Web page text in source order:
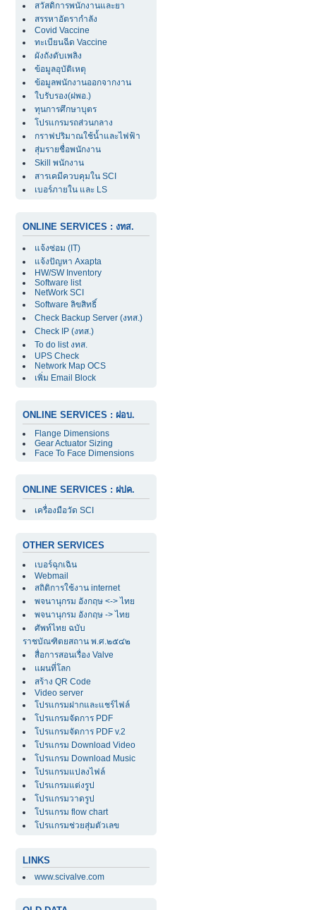
สวัสดิการพนักงานและยา
สรรหาอัตรากำลัง
Covid Vaccine
ทะเบียนฉีด Vaccine
ผังถังดับเพลิง
ข้อมูลอุบัติเหตุ
ข้อมูลพนักงานออกจากงาน
ใบรับรอง(ฝพอ.)
ทุนการศึกษาบุตร
โปรแกรมรถส่วนกลาง
กราฟปริมาณใช้น้ำและไฟฟ้า
สุ่มรายชื่อพนักงาน
Skill พนักงาน
สารเคมีควบคุมใน SCI
เบอร์ภายใน และ LS
ONLINE SERVICES : งทส.
แจ้งซ่อม (IT)
แจ้งปัญหา Axapta
HW/SW Inventory
Software list
NetWork SCI
Software ลิขสิทธิ์
Check Backup Server (งทส.)
Check IP (งทส.)
To do list งทส.
UPS Check
Network Map OCS
เพิ่ม Email Block
ONLINE SERVICES : ฝอบ.
Flange Dimensions
Gear Actuator Sizing
Face To Face Dimensions
ONLINE SERVICES : ฝปค.
เครื่องมือวัด SCI
OTHER SERVICES
เบอร์ฉุกเฉิน
Webmail
สถิติการใช้งาน internet
พจนานุกรม อังกฤษ <-> ไทย
พจนานุกรม อังกฤษ -> ไทย
ศัพท์ไทย ฉบับ
ราชบัณฑิตยสถาน พ.ศ.๒๕๔๒
สื่อการสอนเรื่อง Valve
แผนที่โลก
สร้าง QR Code
Video server
โปรแกรมฝากและแชร์ไฟล์
โปรแกรมจัดการ PDF
โปรแกรมจัดการ PDF v.2
โปรแกรม Download Video
โปรแกรม Download Music
โปรแกรมแปลงไฟล์
โปรแกรมแต่งรูป
โปรแกรมวาดรูป
โปรแกรม flow chart
โปรแกรมช่วยสุ่มตัวเลข
LINKS
www.scivalve.com